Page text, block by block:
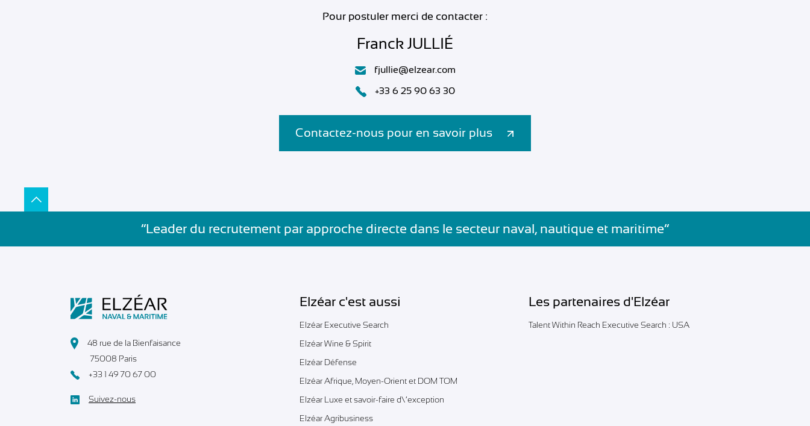
Pour postuler merci de contacter :
Franck JULLIÉ
fjullie@elzear.com
+33 6 25 90 63 30
Contactez-nous pour en savoir plus
”Leader du recrutement par approche directe dans le secteur naval, nautique et maritime”
48 rue de la Bienfaisance
75008 Paris
+33 1 49 70 67 00
Suivez-nous
Elzéar c'est aussi
Elzéar Executive Search
Elzéar Wine & Spirit
Elzéar Défense
Elzéar Afrique, Moyen-Orient et DOM TOM
Elzéar Luxe et savoir-faire d\’exception
Elzéar Agribusiness
Les partenaires d'Elzéar
Talent Within Reach Executive Search : USA